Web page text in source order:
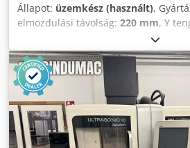
Állapot: üzemkész (használt),
elmozdulási távolság: 220 mm, Y
, Z-tengely elmozdulási
asztalterhelés:10 kg, össztömeg:1
orsófordulatszám (max.): 40 000
száma:5
, Ez az 5 tengelyes DMG
készült. Az orsó maximális
fordulat/perc, a tengelytávolsága
A gép Siemens 840D solutionline
felszerelve, és az asztal maximális